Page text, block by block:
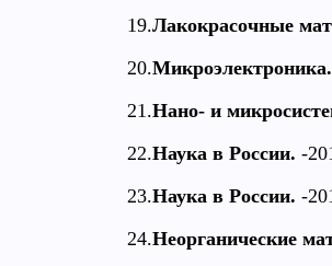
19.Лакокрасочные
20.Микроэлектроника.
21.Нано- и
22.Наука в России. -
23.Наука в России. -
24.Неорганические